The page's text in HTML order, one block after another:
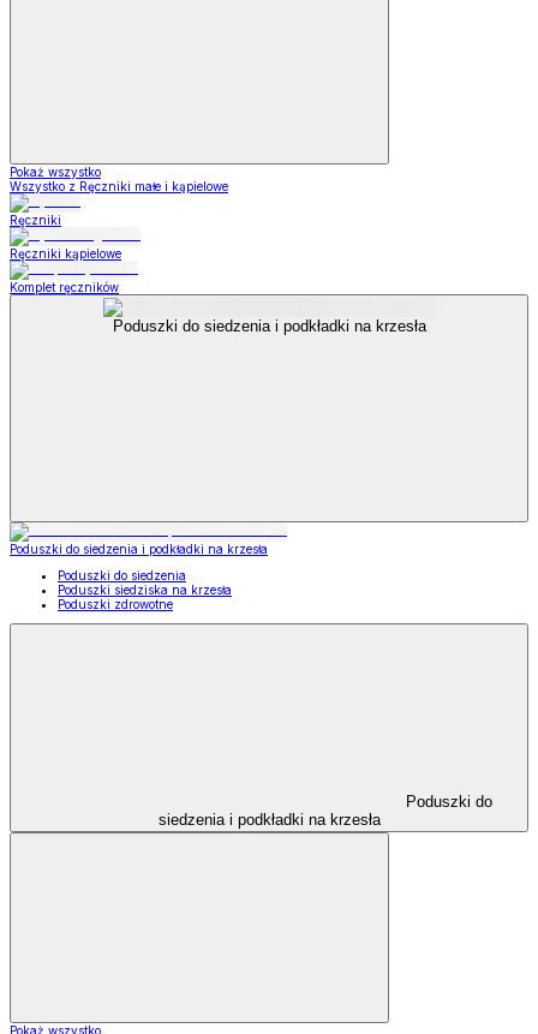
Pokaż wszystko
Wszystko z Ręczniki małe i kąpielowe
Ręczniki
Ręczniki kąpielowe
Komplet ręczników
Poduszki do siedzenia i podkładki na krzesła
Poduszki do siedzenia i podkładki na krzesła
Poduszki do siedzenia
Poduszki siedziska na krzesła
Poduszki zdrowotne
Poduszki do
siedzenia i podkładki na krzesła
Pokaż wszystko